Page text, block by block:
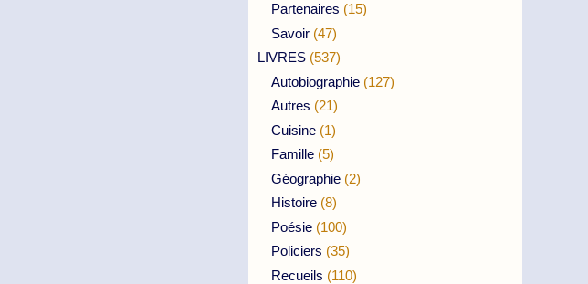
Partenaires (15)
Savoir (47)
LIVRES (537)
Autobiographie (127)
Autres (21)
Cuisine (1)
Famille (5)
Géographie (2)
Histoire (8)
Poésie (100)
Policiers (35)
Recueils (110)